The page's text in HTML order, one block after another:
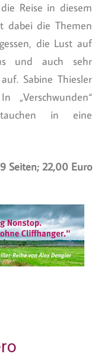
Reise in diesem
dabei die Themen
die Lust auf
und auch sehr
Sabine Thiesler
„Verschwunden“
in eine
Seiten; 22,00 Euro